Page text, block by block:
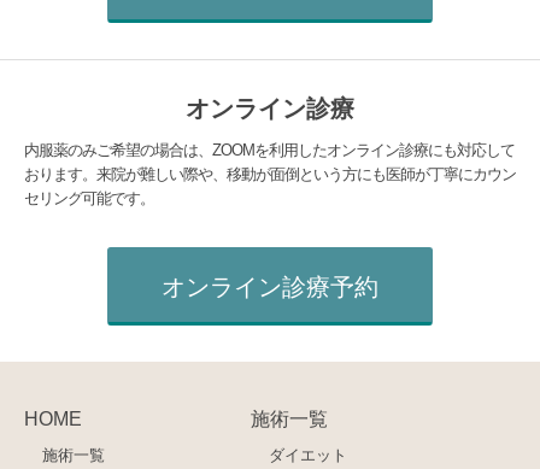
オンライン診療
内服薬のみご希望の場合は、ZOOMを利用したオンライン診療にも対応して
おります。来院が難しい際や、移動が面倒という方にも医師が丁寧にカウン
セリング可能です。
オンライン診療予約
HOME
施術一覧
施術一覧
ダイエット